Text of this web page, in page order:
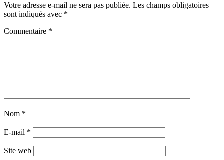
Votre adresse e-mail ne sera pas publiée. Les champs obligatoires
sont indiqués avec *
Commentaire *
Nom *
E-mail *
Site web